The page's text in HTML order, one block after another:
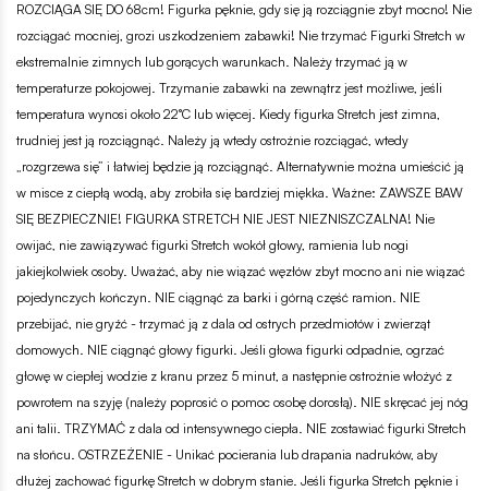
ROZCIĄGA SIĘ DO 68cm! Figurka pęknie, gdy się ją rozciągnie zbyt mocno! Nie
rozciągać mocniej, grozi uszkodzeniem zabawki! Nie trzymać Figurki Stretch w
ekstremalnie zimnych lub gorących warunkach. Należy trzymać ją w
temperaturze pokojowej. Trzymanie zabawki na zewnątrz jest możliwe, jeśli
temperatura wynosi około 22°C lub więcej. Kiedy figurka Stretch jest zimna,
trudniej jest ją rozciągnąć. Należy ją wtedy ostrożnie rozciągać, wtedy
„rozgrzewa się” i łatwiej będzie ją rozciągnąć. Alternatywnie można umieścić ją
w misce z ciepłą wodą, aby zrobiła się bardziej miękka. Ważne: ZAWSZE BAW
SIĘ BEZPIECZNIE! FIGURKA STRETCH NIE JEST NIEZNISZCZALNA! Nie
owijać, nie zawiązywać figurki Stretch wokół głowy, ramienia lub nogi
jakiejkolwiek osoby. Uważać, aby nie wiązać węzłów zbyt mocno ani nie wiązać
pojedynczych kończyn. NIE ciągnąć za barki i górną część ramion. NIE
przebijać, nie gryźć - trzymać ją z dala od ostrych przedmiotów i zwierząt
domowych. NIE ciągnąć głowy figurki. Jeśli głowa figurki odpadnie, ogrzać
głowę w ciepłej wodzie z kranu przez 5 minut, a następnie ostrożnie włożyć z
powrotem na szyję (należy poprosić o pomoc osobę dorosłą). NIE skręcać jej nóg
ani talii. TRZYMAĆ z dala od intensywnego ciepła. NIE zostawiać figurki Stretch
na słońcu. OSTRZEŻENIE - Unikać pocierania lub drapania nadruków, aby
dłużej zachować figurkę Stretch w dobrym stanie. Jeśli figurka Stretch pęknie i